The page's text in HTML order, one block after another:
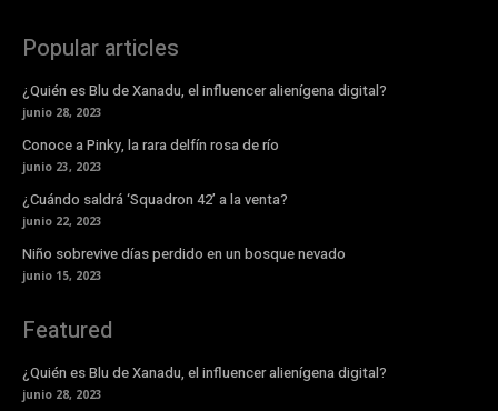
Popular articles
¿Quién es Blu de Xanadu, el influencer alienígena digital?
junio 28, 2023
Conoce a Pinky, la rara delfín rosa de río
junio 23, 2023
¿Cuándo saldrá ‘Squadron 42’ a la venta?
junio 22, 2023
Niño sobrevive días perdido en un bosque nevado
junio 15, 2023
Featured
¿Quién es Blu de Xanadu, el influencer alienígena digital?
junio 28, 2023